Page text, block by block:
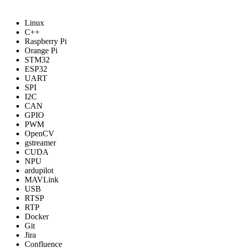
Linux
C++
Raspberry Pi
Orange Pi
STM32
ESP32
UART
SPI
I2C
CAN
GPIO
PWM
OpenCV
gstreamer
CUDA
NPU
ardupilot
MAVLink
USB
RTSP
RTP
Docker
Git
Jira
Confluence